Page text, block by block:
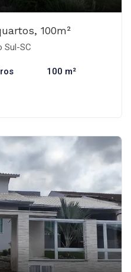
100m²
Sul-SC
100 m²